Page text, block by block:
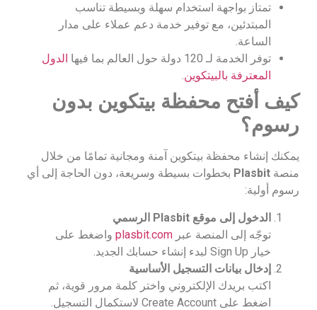
تمتاز بواجهة استخدام سهلة وبسيطة تناسب
المبتدئين، مع توفير خدمة دعم عملاء على مدار
الساعة.
توفر الخدمة لـ 120 دولة حول العالم بما فيها
الدول
المعترفة بالبيتكوين.
كيف أفتح محفظة بيتكوين بدون
رسوم؟
يمكنك إنشاء محفظة بيتكوين آمنة ومجانية تمامًا من خلال
منصة Plasbit بخطوات بسيطة وسريعة، دون الحاجة إلى أي
رسوم أولية:
الدخول إلى موقع Plasbit الرسمي
توجّه إلى المنصة عبر plasbit.com واضغط على
خيار Sign Up لبدء إنشاء حسابك الجديد.
إدخال بيانات التسجيل الأساسية
اكتب بريدك الإلكتروني واختر كلمة مرور قوية، ثم
اضغط على Create Account لاستكمال التسجيل.